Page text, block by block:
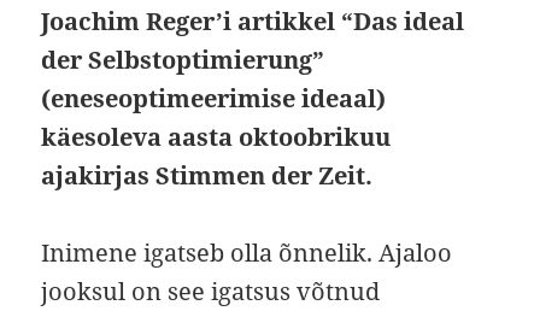
Joachim Reger’i artikkel “Das ideal
derSelbstoptimierung”
(eneseoptimeerimise ideaal)
käesoleva aasta oktoobrikuu
ajakirjas Stimmen der Zeit.
Inimene igatseb olla õnnelik. Ajaloo
jooksul on see igatsus võtnud